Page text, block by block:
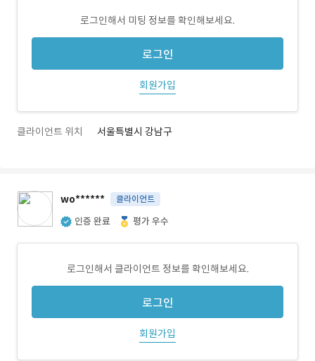
로그인해서 미팅 정보를 확인해보세요.
로그인
회원가입
클라이언트 위치 서울특별시 강남구
wo****** 클라이언트
인증 완료 평가 우수
로그인해서 클라이언트 정보를 확인해보세요.
로그인
회원가입